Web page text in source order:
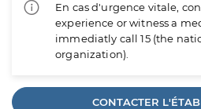
En cas d'urgence vitale,
experience or witness a
immediatly call 15 (the
organization).
CONTACTER